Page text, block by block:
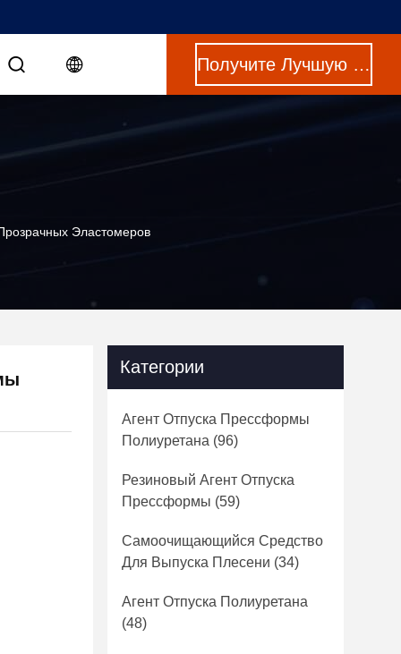
Получите Лучшую Цену
Эластомеров
Категории
Агент Отпуска Прессформы
Полиуретана (96)
Резиновый Агент Отпуска
Прессформы (59)
Самоочищающийся Средство
Для Выпуска Плесени (34)
Агент Отпуска Полиуретана
(48)